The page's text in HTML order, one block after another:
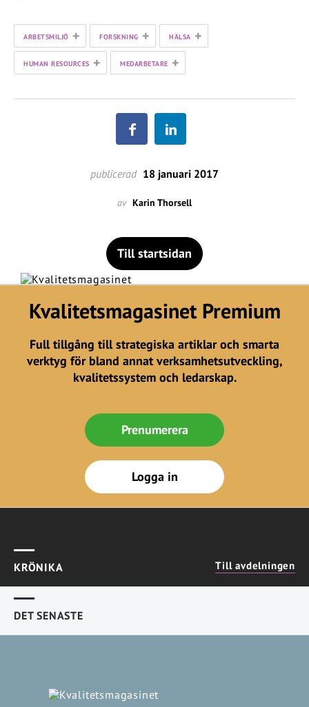
ARBETSMILJÖ + FORSKNING + HÄLSA +
HUMAN RESOURCES + MEDARBETARE +
publicerad 18 januari 2017
av Karin Thorsell
Till startsidan
Kvalitetsmagasinet Premium
Full tillgång till strategiska artiklar och smarta
verktyg för bland annat verksamhetsutveckling,
kvalitetssystem och ledarskap.
Prenumerera
Logga in
KRÖNIKA Till avdelningen
DET SENASTE